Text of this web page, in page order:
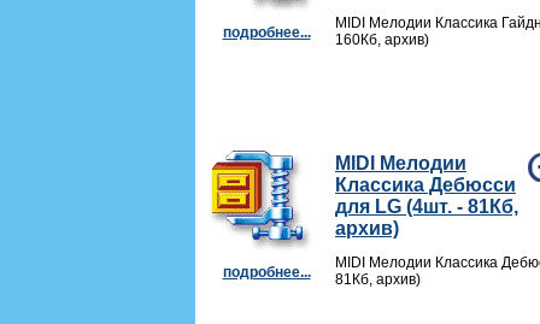
подробнее...
MIDI Мелодии Классика
160Кб, архив)
подробнее...
MIDI Мелодии
Классика Дебюсси
для LG (4шт. - 81Кб,
архив)
MIDI Мелодии Классика
81Кб, архив)